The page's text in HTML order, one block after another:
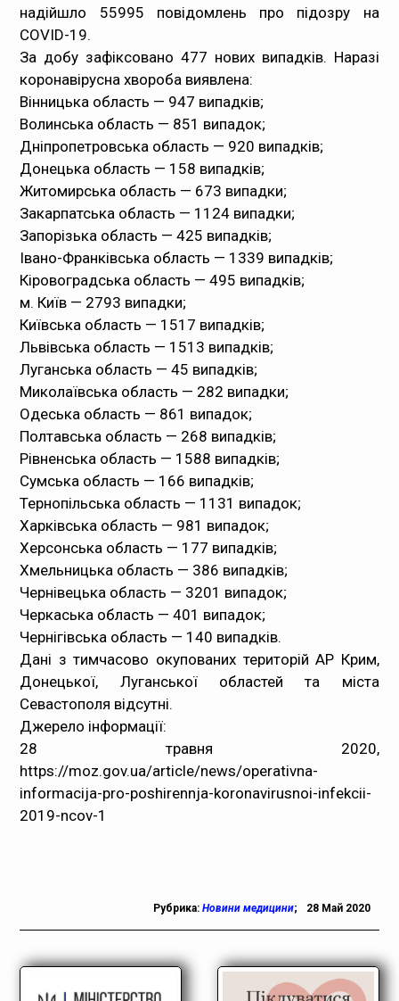
надійшло 55995 повідомлень про підозру на
COVID-19.
За добу зафіксовано 477 нових випадків. Наразі
коронавірусна хвороба виявлена:
Вінницька область — 947 випадків;
Волинська область — 851 випадок;
Дніпропетровська область — 920 випадків;
Донецька область — 158 випадків;
Житомирська область — 673 випадки;
Закарпатська область — 1124 випадки;
Запорізька область — 425 випадків;
Івано-Франківська область — 1339 випадків;
Кіровоградська область — 495 випадків;
м. Київ — 2793 випадки;
Київська область — 1517 випадків;
Львівська область — 1513 випадків;
Луганська область — 45 випадків;
Миколаївська область — 282 випадки;
Одеська область — 861 випадок;
Полтавська область — 268 випадків;
Рівненська область — 1588 випадків;
Сумська область — 166 випадків;
Тернопільська область — 1131 випадок;
Харківська область — 981 випадок;
Херсонська область — 177 випадків;
Хмельницька область — 386 випадків;
Чернівецька область — 3201 випадок;
Черкаська область — 401 випадок;
Чернігівська область — 140 випадків.
Дані з тимчасово окупованих територій АР Крим,
Донецької, Луганської областей та міста
Севастополя відсутні.
Джерело інформації:
28 травня 2020,
https://moz.gov.ua/article/news/operativna-
informacija-pro-poshirennja-koronavirusnoi-infekcii-
2019-ncov-1
Рубрика: Новини медицини; 28 Май 2020